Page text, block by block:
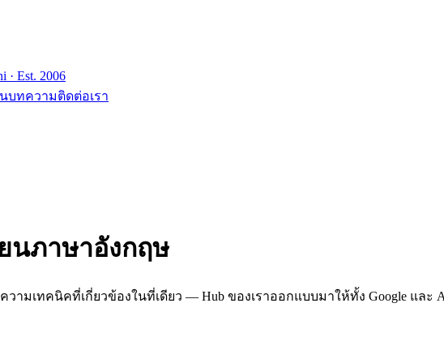
· Est. 2006
บทความติดต่อเรา
นภาษาอังกฤษ
เทคนิคที่เกี่ยวข้องในที่เดียว — Hub ของเราออกแบบมาให้ทั้ง Google และ AI